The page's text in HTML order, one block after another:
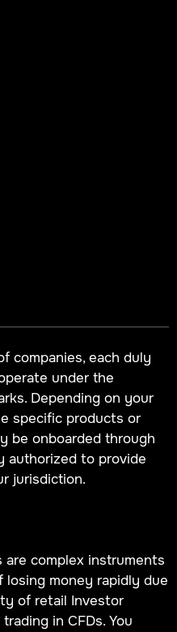
companies, each duly
under the
Depending on your
specific products or
be onboarded through
authorized to provide
jurisdiction.
are complex instruments
losing money rapidly due
of retail Investor
in CFDs. You